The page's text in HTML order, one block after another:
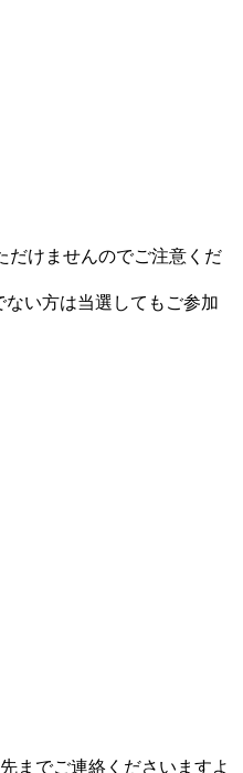
だけませんのでご注意くだ
い方は当選してもご参加
までご連絡くださいますよ